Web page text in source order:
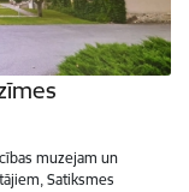
muzejam un
Satiksmes